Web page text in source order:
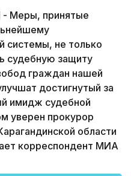
Меры, принятые
системы, не только
судебную защиту
граждан нашей
достигнутый за
имидж судебной
уверен прокурор
области
корреспондент МИА